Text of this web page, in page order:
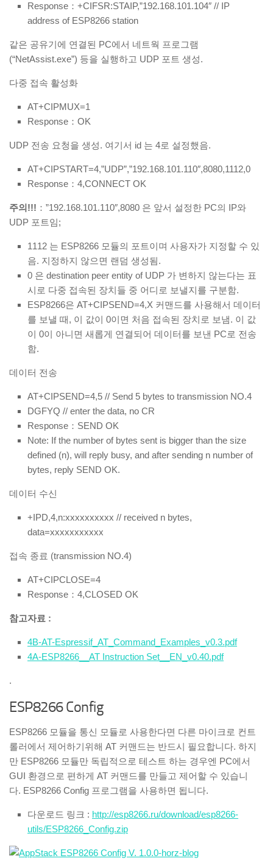
Response：+CIFSR:STAIP,”192.168.101.104″ // IP
address of ESP8266 station
같은 공유기에 연결된 PC에서 네트웍 프로그램
(“NetAssist.exe”) 등을 실행하고 UDP 포트 생성.
다중 접속 활성화
AT+CIPMUX=1
Response：OK
UDP 전송 요청을 생성. 여기서 id 는 4로 설정했음.
AT+CIPSTART=4,”UDP”,”192.168.101.110″,8080,1112,0
Response：4,CONNECT OK
주의!!! ：”192.168.101.110″,8080 은 앞서 설정한 PC의 IP와
UDP 포트임;
1112 는 ESP8266 모듈의 포트이며 사용자가 지정할 수 있
음. 지정하지 않으면 랜덤 생성됨.
0 은 destination peer entity of UDP 가 변하지 않는다는 표
시로 다중 접속된 장치들 중 어디로 보낼지를 구분함.
ESP8266은 AT+CIPSEND=4,X 커맨드를 사용해서 데이터
를 보낼 때, 이 값이 0이면 처음 접속된 장치로 보냄. 이 값
이 0이 아니면 새롭게 연결되어 데이터를 보낸 PC로 전송
함.
데이터 전송
AT+CIPSEND=4,5 // Send 5 bytes to transmission NO.4
DGFYQ // enter the data, no CR
Response：SEND OK
Note: If the number of bytes sent is bigger than the size
defined (n), will reply busy, and after sending n number of
bytes, reply SEND OK.
데이터 수신
+IPD,4,n:xxxxxxxxxx // received n bytes,
data=xxxxxxxxxxx
접속 종료 (transmission NO.4)
AT+CIPCLOSE=4
Response：4,CLOSED OK
참고자료 :
4B-AT-Espressif_AT_Command_Examples_v0.3.pdf
4A-ESP8266__AT Instruction Set__EN_v0.40.pdf
.
ESP8266 Config
ESP8266 모듈을 통신 모듈로 사용한다면 다른 마이크로 컨트
롤러에서 제어하기위해 AT 커맨드는 반드시 필요합니다. 하지
만 ESP8266 모듈만 독립적으로 테스트 하는 경우엔 PC에서
GUI 환경으로 편하게 AT 커맨드를 만들고 제어할 수 있습니
다. ESP8266 Config 프로그램을 사용하면 됩니다.
다운로드 링크 : http://esp8266.ru/download/esp8266-
utils/ESP8266_Config.zip